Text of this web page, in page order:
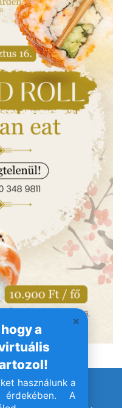
a
használunk a
A
jog fenntartva!